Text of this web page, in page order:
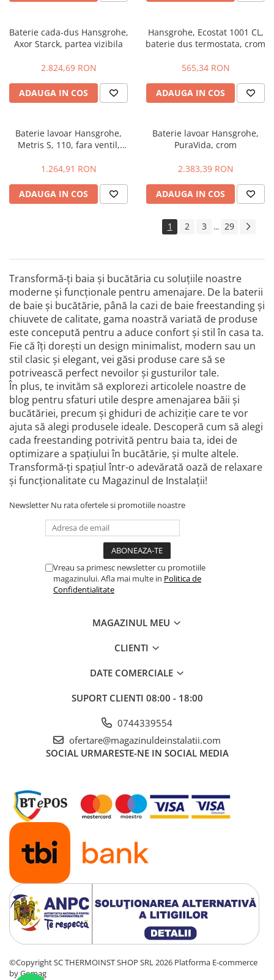
Baterie cada-dus Hansgrohe,
Axor Starck, partea vizibila
2.824,69 RON
ADAUGA IN COS
Hansgrohe, Ecostat 1001 CL,
baterie dus termostata, crom
565,34 RON
ADAUGA IN COS
Baterie lavoar Hansgrohe,
Metris S, 110, fara ventil,
1.264,91 RON
ADAUGA IN COS
Baterie lavoar Hansgrohe,
PuraVida, crom
2.383,39 RON
ADAUGA IN COS
1 2 3 ... 29
Transformă-ți baia și bucătăria cu soluțiile noastre
moderne și funcționale pentru amenajare. De la baterii
de baie și bucătărie, până la cazi de baie freestanding și
chiuvete de calitate, gama noastră variată de produse
este concepută pentru a aduce confort și stil în casa ta.
Fie că îți dorești un design minimalist, modern sau un
stil clasic și elegant, vei găsi produse care să se
potrivească perfect nevoilor și gusturilor tale.
În plus, te invităm să explorezi articolele noastre de
blog pentru sfaturi utile despre amenajarea băii și
bucătăriei, precum și ghiduri de achiziție care te vor
ajuta să alegi produsele ideale. Descoperă cum să alegi
cada freestanding potrivită pentru baia ta, idei de
optimizare a spațiului în bucătărie, și multe altele.
Transformă-ți spațiul într-o adevărată oază de relaxare
și funcționalitate cu Magazinul de Instalații!
Newsletter Nu rata ofertele si promotiile noastre
Vreau sa primesc newsletter cu promotiile
magazinului. Afla mai multe in Politica de
Confidentialitate
MAGAZINUL MEU
CLIENTI
DATE COMERCIALE
SUPORT CLIENTI 08:00 - 18:00
0744339554
ofertare@magazinuldeinstalatii.com
SOCIAL URMARESTE-NE IN SOCIAL MEDIA
©Copyright SC THERMOINST SHOP SRL 2026 Platforma E-commerce
by Gomag